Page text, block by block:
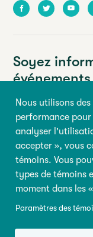
Nous utilisons
performance
analyser
accepter », vous
témoins. Vous
types de témoins
moment dans les
Paramètres des
FacebookTwitter Youtube
Soyez
Votre adresse
Prénom
M’inscrire
© 2026 Tous droits